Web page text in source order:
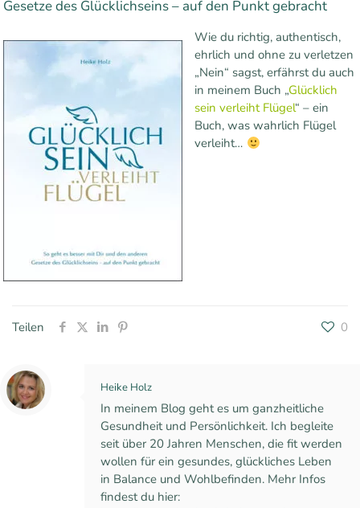
Gesetze des Glücklichseins – auf den Punkt gebracht
Wie du richtig, authentisch,
ehrlich und ohne zu verletzen
„Nein“ sagst, erfährst du auch
in meinem Buch „Glücklich
sein verleiht Flügel“ – ein
Buch, was wahrlich Flügel
verleiht…
Teilen 0
Heike Holz
In meinem Blog geht es um ganzheitliche
Gesundheit und Persönlichkeit. Ich begleite
seit über 20 Jahren Menschen, die fit werden
wollen für ein gesundes, glückliches Leben
in Balance und Wohlbefinden. Mehr Infos
findest du hier: